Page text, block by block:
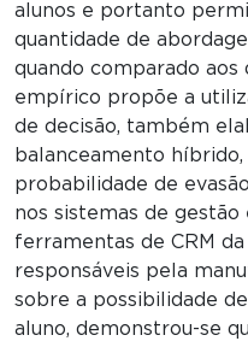
alunos e portanto
quantidade de
quando comparado aos
empírico propõe a
de decisão, também
balanceamento
probabilidade de
nos sistemas de
ferramentas de CRM
responsáveis pela
sobre a possibilidade
aluno, demonstrou-se